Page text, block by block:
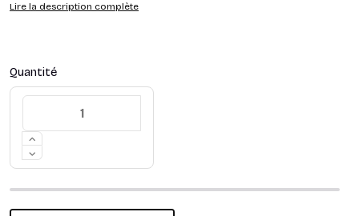
Lire la description complète
Quantité